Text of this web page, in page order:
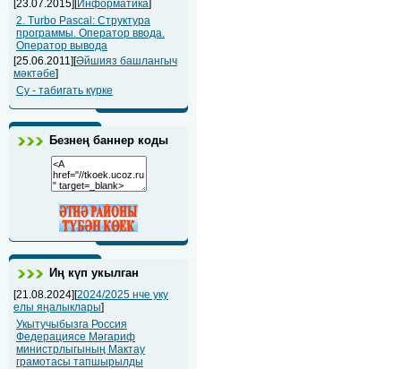
[23.07.2015][ Информатика
2. Turbo Pascal: Структура
программы. Оператор ввода.
Оператор вывода
[25.06.2011][Әйшияз башлангыч
мәктәбе]
Су - табигать күрке
Безнең баннер коды
Иң күп укылган
[21.08.2024][2024/2025 нче уку
елы яңалыклары]
Укытучыбызга Россия
Федерациясе Мәгариф
министрлыгының Мактау
грамотасы тапшырылды